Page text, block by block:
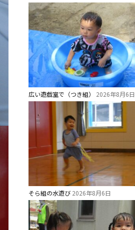
広い遊戯室で（つき組） 2026年8月6日
そら組の水遊び 2026年8月6日